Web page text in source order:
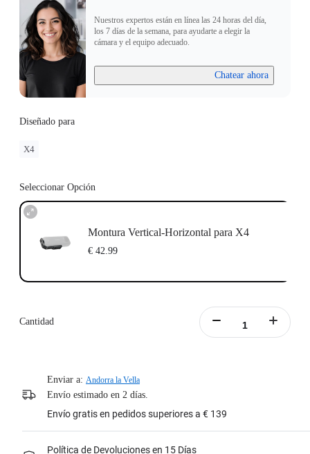
Nuestros expertos están en línea las 24 horas del día,
los 7 días de la semana, para ayudarte a elegir la
cámara y el equipo adecuado.
Chatear ahora
Diseñado para
X4
Seleccionar Opción
Montura Vertical-Horizontal para X4
€ 42.99
Cantidad
Enviar a: Andorra la Vella
Envío estimado en 2 días.
Envío gratis en pedidos superiores a € 139
Política de Devoluciones en 15 Días